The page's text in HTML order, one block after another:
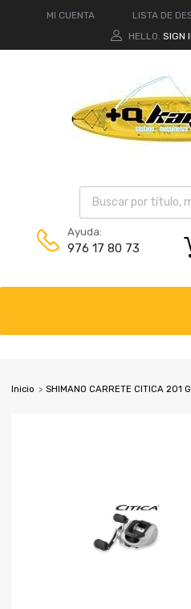
MI CUENTA LISTA DE
HELLO. SIGN
Ayuda:
976 17 80 73
Inicio > SHIMANO CARRETE CITICA 201